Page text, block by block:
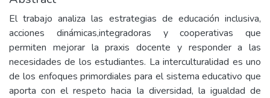
El trabajo analiza las estrategias de educación inclusiva,
acciones dinámicas,integradoras y cooperativas que
permiten mejorar la praxis docente y responder a las
necesidades de los estudiantes. La interculturalidad es uno
de los enfoques primordiales para el sistema educativo que
aporta con el respeto hacia la diversidad, la igualdad de